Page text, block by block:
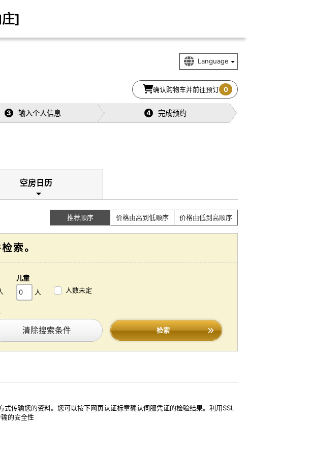
]
确认购物车并前往预订 0
3 输入个人信息 4 完成预约
空房日历
推荐顺序 价格由高到低顺序 价格由低到高顺序
索。
儿童
人
人数未定
清除搜索条件 检索
传输您的资料。您可以按下网页认证标章确认伺服凭证的检验结果。利用SSL
的安全性